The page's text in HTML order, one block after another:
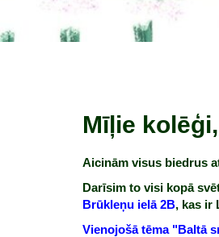
Mīļie kolēģi,
Aicinām visus biedrus
Darīsim to visi kopā
Brūkleņu ielā 2B, kas ir
Vienojošā tēma "Baltā